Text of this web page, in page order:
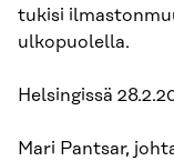
tukisi
ulkopuolella.
Helsingissä
Mari Pantsar,